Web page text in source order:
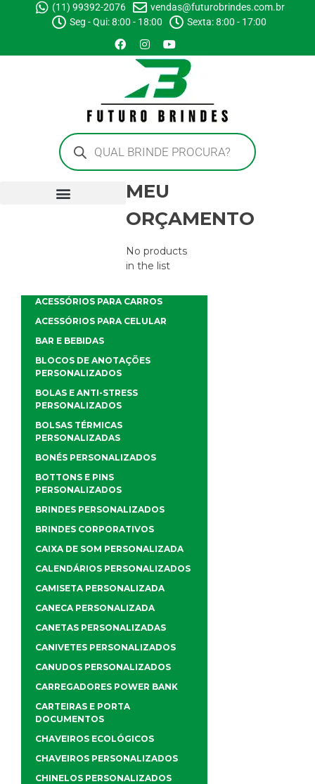
(11) 99392-2076
vendas@futurobrindes.com.br
Seg - Qui: 8:00 - 18:00
Sexta: 8:00 - 17:00
MEU
ORÇAMENTO
No products
in the list
ACESSÓRIOS PARA CARROS
ACESSÓRIOS PARA CELULAR
BAR E BEBIDAS
BLOCOS DE ANOTAÇÕES
PERSONALIZADOS
BOLAS E ANTI-STRESS
PERSONALIZADOS
BOLSAS TÉRMICAS
PERSONALIZADAS
BONÉS PERSONALIZADOS
BOTTONS E PINS
PERSONALIZADOS
BRINDES PERSONALIZADOS
BRINDES CORPORATIVOS
CAIXA DE SOM PERSONALIZADA
CALENDÁRIOS PERSONALIZADOS
CAMISETA PERSONALIZADA
CANECA PERSONALIZADA
CANETAS PERSONALIZADAS
CANIVETES PERSONALIZADOS
CANUDOS PERSONALIZADOS
CARREGADORES POWER BANK
CARTEIRAS E PORTA
DOCUMENTOS
CHAVEIROS ECOLÓGICOS
CHAVEIROS PERSONALIZADOS
CHINELOS PERSONALIZADOS